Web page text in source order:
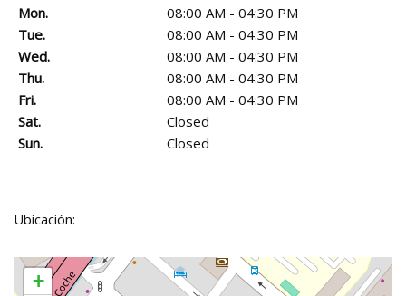
Mon.
08:00 AM - 04:30 PM
Tue.
08:00 AM - 04:30 PM
Wed.
08:00 AM - 04:30 PM
Thu.
08:00 AM - 04:30 PM
Fri.
08:00 AM - 04:30 PM
Sat.
Closed
Sun.
Closed
Ubicación:
+